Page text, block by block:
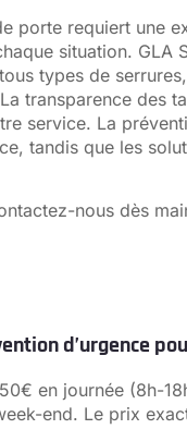
porte requiert une
situation. GLA
types de
transparence des
service. La
tandis que les
nous dès
d’urgence
en journée (8h-
end. Le prix